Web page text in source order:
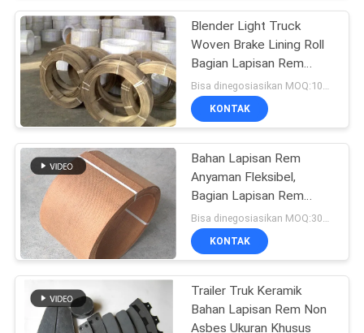
Blender Light Truck
Woven Brake Lining Roll
Bagian Lapisan Rem
Pabrik Gula
KONTAK
Bahan Lapisan Rem
Anyaman Fleksibel,
Bagian Lapisan Rem
Dengan Kuningan
KONTAK
Trailer Truk Keramik
Bahan Lapisan Rem Non
Asbes Ukuran Khusus